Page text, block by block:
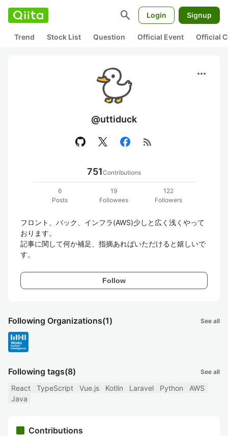
search Login Signup
Trend Stock List Question Official Event Official
more_horiz
@uttiduck
rss_feed
751Contributions
6
Posts
19
Followees
122
Followers
フロント、バック、インフラ(AWS)少しと広く浅くやって
おります。
記事に関して何か補足、指摘あればいただけると嬉しいで
す。
Follow
Following Organizations(1) See all
Following tags(8) See all
React TypeScript Vue.js Kotlin Laravel Python
AWS
Java
Contributions